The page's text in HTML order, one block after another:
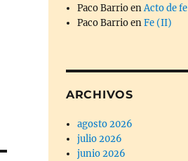
Paco BarrioenActo de fe
Paco BarrioenFe (II)
ARCHIVOS
agosto 2026
julio 2026
junio 2026